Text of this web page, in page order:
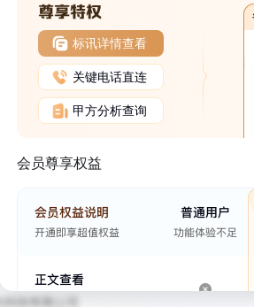
标讯详情查看
关键电话直连
甲方分析查询
会员尊享权益